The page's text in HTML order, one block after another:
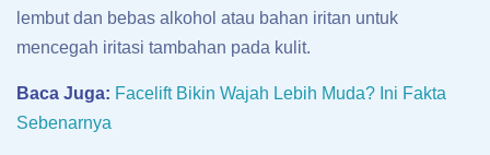
lembut dan bebas alkohol atau bahan iritan untuk
mencegah iritasi tambahan pada kulit.
Baca Juga: Facelift Bikin Wajah Lebih Muda? Ini Fakta
Sebenarnya